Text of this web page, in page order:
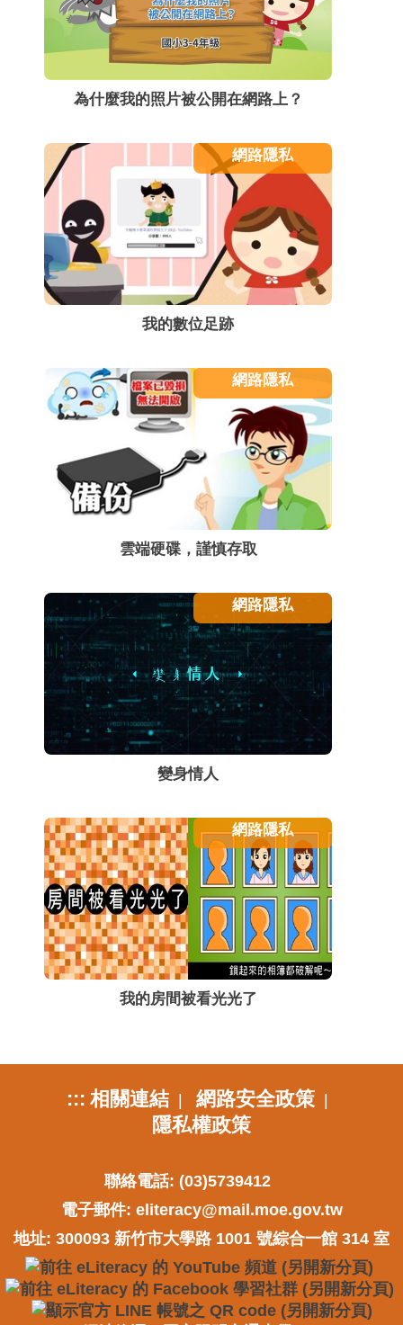
為什麼我的照片被公開在網路上？
網路隱私
我的數位足跡
網路隱私
雲端硬碟，謹慎存取
網路隱私
變身情人
網路隱私
我的房間被看光光了
::: 相關連結| 網路安全政策|
隱私權政策
聯絡電話: (03)5739412
電子郵件: eliteracy@mail.moe.gov.tw
地址: 300093 新竹市大學路 1001 號綜合一館 314 室